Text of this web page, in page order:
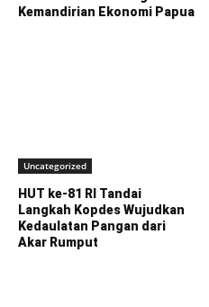
Kemandirian Ekonomi Papua
Uncategorized
HUT ke-81 RI Tandai
Langkah Kopdes Wujudkan
Kedaulatan Pangan dari
Akar Rumput